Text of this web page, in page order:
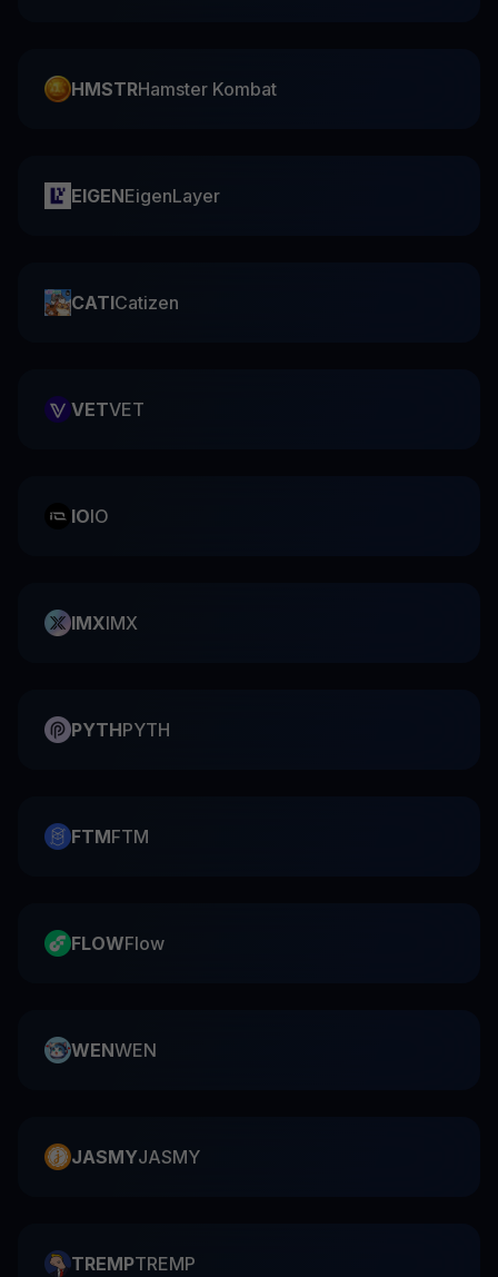
HMSTRHamster Kombat
EIGENEigenLayer
CATICatizen
VETVET
IOIO
IMXIMX
PYTHPYTH
FTMFTM
FLOWFlow
WENWEN
JASMYJASMY
TREMPTREMP